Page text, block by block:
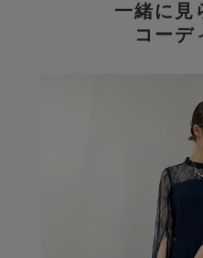
一緒に見
コーデ